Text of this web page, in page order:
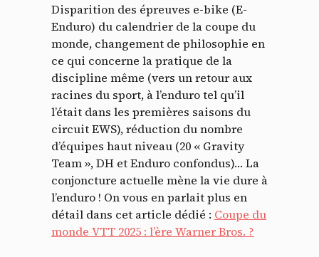
Disparition des épreuves e-bike (E-
Enduro) du calendrier de la coupe du
monde, changement de philosophie en
ce qui concerne la pratique de la
discipline même (vers un retour aux
racines du sport, à l’enduro tel qu’il
l’était dans les premières saisons du
circuit EWS), réduction du nombre
d’équipes haut niveau (20 « Gravity
Team », DH et Enduro confondus)… La
conjoncture actuelle mène la vie dure à
l’enduro ! On vous en parlait plus en
détail dans cet article dédié : Coupe du
monde VTT 2025 : l’ère Warner Bros. ?